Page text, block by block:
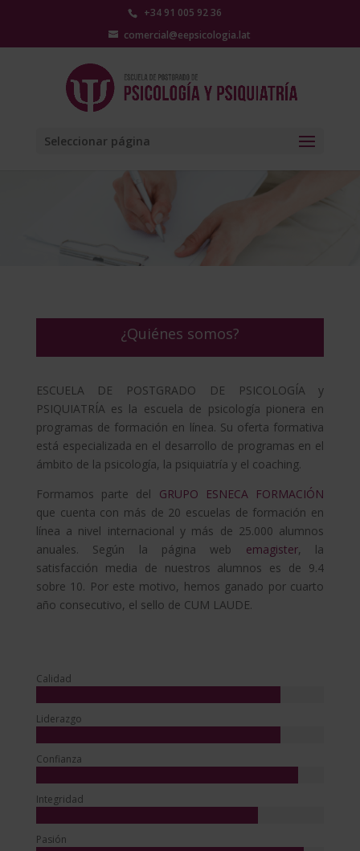
+34 91 005 92 36
comercial@eepsicologia.lat
Seleccionar página
¿Quiénes somos?
ESCUELA DE POSTGRADO DE PSICOLOGÍA y
PSIQUIATRÍA es la escuela de psicología pionera en
programas de formación en línea. Su oferta formativa
está especializada en el desarrollo de programas en el
ámbito de la psicología, la psiquiatría y el coaching.
Formamos parte del GRUPO ESNECA FORMACIÓN
que cuenta con más de 20 escuelas de formación en
línea a nivel internacional y más de 25.000 alumnos
anuales. Según la página web emagister, la
satisfacción media de nuestros alumnos es de 9.4
sobre 10. Por este motivo, hemos ganado por cuarto
año consecutivo, el sello de CUM LAUDE.
Calidad
Liderazgo
Confianza
Integridad
Pasión